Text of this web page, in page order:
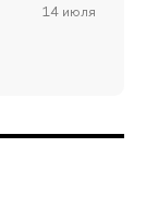
14 июля